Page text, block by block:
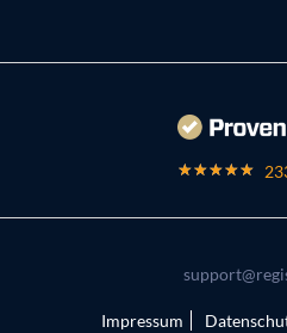
Impressum